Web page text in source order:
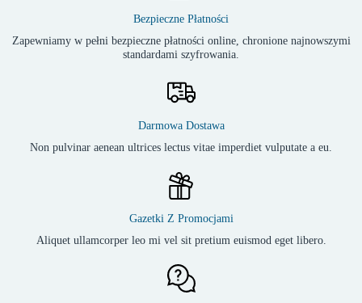
Bezpieczne Płatności
Zapewniamy w pełni bezpieczne płatności online, chronione najnowszymi
standardami szyfrowania.
Darmowa Dostawa
Non pulvinar aenean ultrices lectus vitae imperdiet vulputate a eu.
Gazetki Z Promocjami
Aliquet ullamcorper leo mi vel sit pretium euismod eget libero.